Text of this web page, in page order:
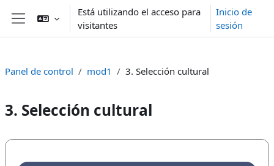
Salta al contenido principal
Panel lateral
Está utilizando el acceso para
visitantes
Inicio de
sesión
Panel de control mod1 3. Selección cultural
3. Selección cultural
Esquema de sección